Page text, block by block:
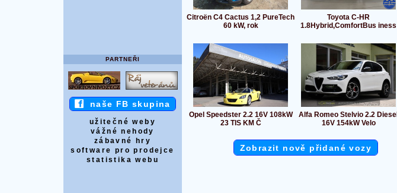
PARTNEŘI
naše FB skupina
užitečné weby
vážné nehody
zábavné hry
software pro prodejce
statistika webu
Citroën C4 Cactus 1,2 PureTech
60 kW, rok
Toyota C-HR
1.8Hybrid,ComfortBus iness
Opel Speedster 2.2 16V 108kW
23 TIS KM Č
Alfa Romeo Stelvio 2.2 Diesel
16V 154kW Velo
Zobrazit nově přidané vozy